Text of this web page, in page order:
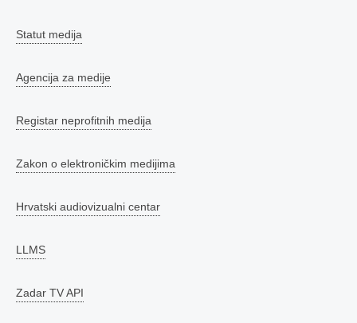
Statut medija
Agencija za medije
Registar neprofitnih medija
Zakon o elektroničkim medijima
Hrvatski audiovizualni centar
LLMS
Zadar TV API